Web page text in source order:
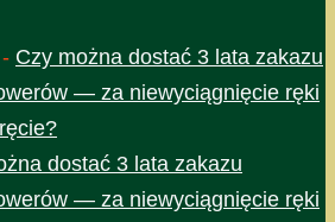
- Czy można dostać 3 lata zakazu
— za niewyciągnięcie ręki
dostać 3 lata zakazu
— za niewyciągnięcie ręki